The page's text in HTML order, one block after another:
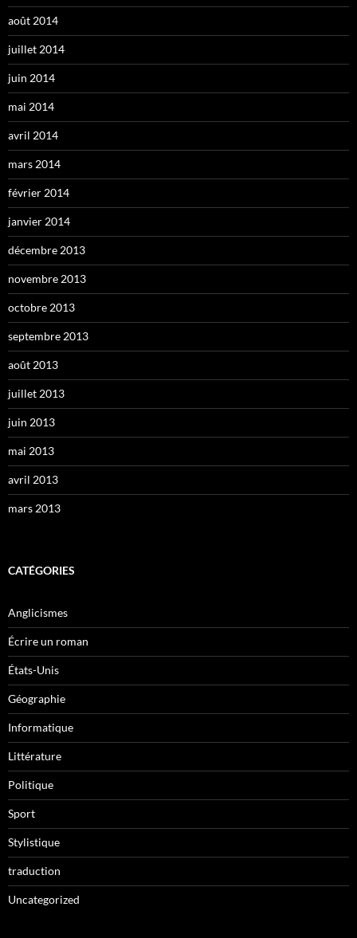
août 2014
juillet 2014
juin 2014
mai 2014
avril 2014
mars 2014
février 2014
janvier 2014
décembre 2013
novembre 2013
octobre 2013
septembre 2013
août 2013
juillet 2013
juin 2013
mai 2013
avril 2013
mars 2013
CATÉGORIES
Anglicismes
Écrire un roman
États-Unis
Géographie
Informatique
Littérature
Politique
Sport
Stylistique
traduction
Uncategorized